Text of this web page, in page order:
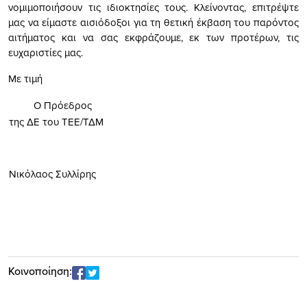
νομιμοποιήσουν τις ιδιοκτησίες τους. Κλείνοντας, επιτρέψτε
μας να είμαστε αισιόδοξοι για τη θετική έκβαση του παρόντος
αιτήματος και να σας εκφράζουμε, εκ των προτέρων, τις
ευχαριστίες μας.
Με τιμή
Ο Πρόεδρος
της ΔΕ του ΤΕΕ/ΤΔΜ
Νικόλαος Συλλίρης
Κοινοποίηση: